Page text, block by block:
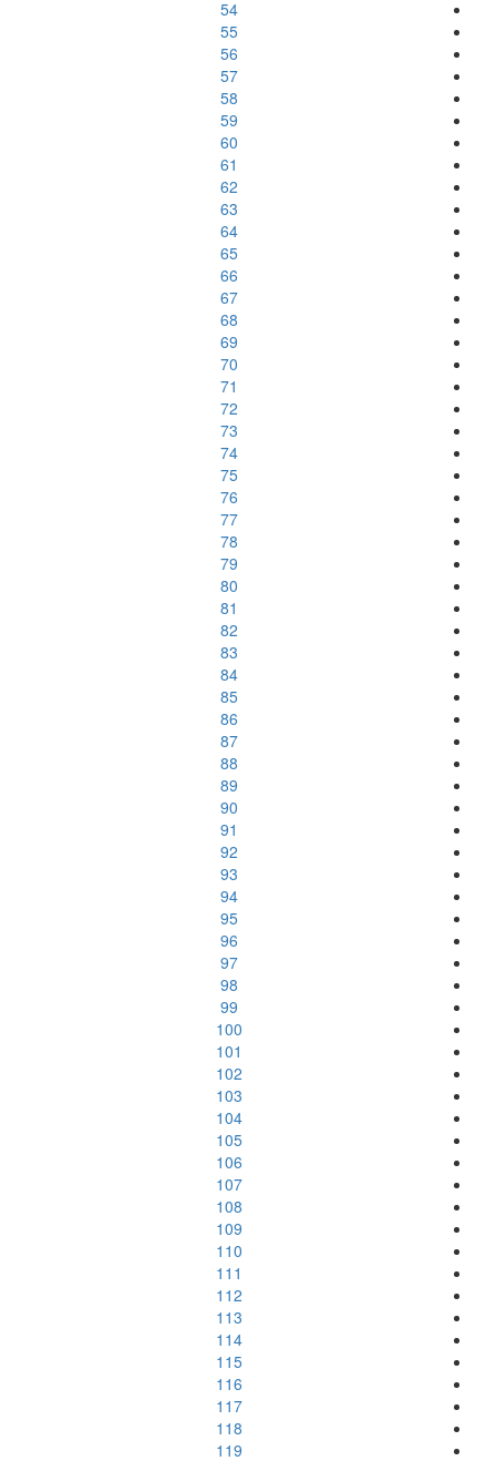
54
55
56
57
58
59
60
61
62
63
64
65
66
67
68
69
70
71
72
73
74
75
76
77
78
79
80
81
82
83
84
85
86
87
88
89
90
91
92
93
94
95
96
97
98
99
100
101
102
103
104
105
106
107
108
109
110
111
112
113
114
115
116
117
118
119